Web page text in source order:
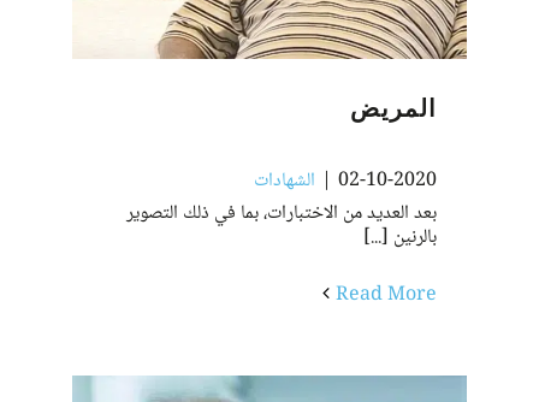
المريض
02-10-2020
| الشهادات
بعد العديد من الاختبارات، بما في ذلك التصوير
بالرنين [...]
Read More